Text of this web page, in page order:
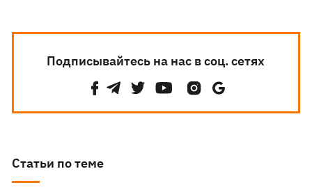
Подписывайтесь на нас в соц. сетях
Статьи по теме